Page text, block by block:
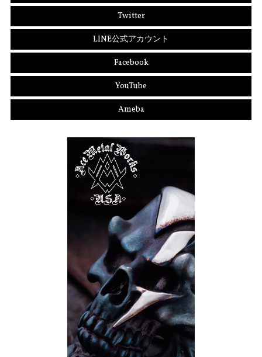
Twitter
LINE公式アカウント
Facebook
YouTube
Ameba